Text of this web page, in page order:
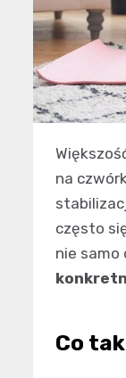
na
często
nie samo
Co